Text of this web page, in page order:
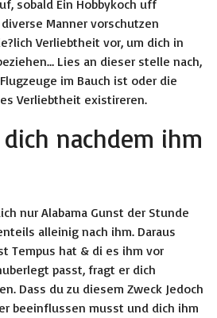
sobald Ein Hobbykoch uff
Manner vorschutzen
Verliebtheit vor, um dich in
Lies an dieser stelle nach,
im Bauch ist oder die
Verliebtheit existireren.
nachdem ihm
nur Alabama Gunst der Stunde
alleinig nach ihm. Daraus
Tempus hat & di es ihm vor
passt, fragt er dich
Dass du zu diesem Zweck Jedoch
beeinflussen musst und dich ihm